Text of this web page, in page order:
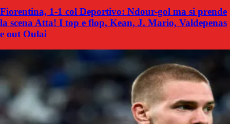
Fiorentina, 1-1 col Deportivo: Ndour-gol ma si prende
la scena Atta! I top e flop, Kean, J. Mario, Valdepenas
e out Oulai